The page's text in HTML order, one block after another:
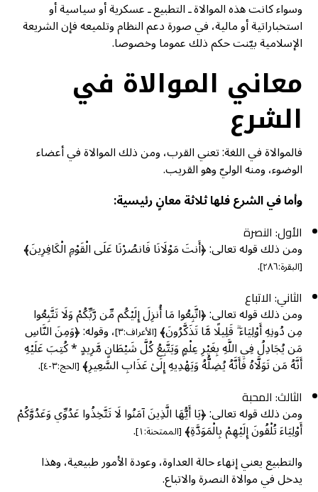
وسواء كانت هذه الموالاة ـ التطبيع ـ عسكرية أو سياسية أو
استخباراتية أو مالية، في صورة دعم النظام وتلميعه فإن الشريعة
الإسلامية بيّنت حكم ذلك عموما وخصوصا.
معاني الموالاة في
الشرع
فالموالاة في اللغة: تعني القرب، ومن ذلك الموالاة في أعضاء
الوضوء، ومنه الوليّ وهو القريب.
وأما في الشرع فلها ثلاثة معانٍ رئيسية:
الأول: النصرة
ومن ذلك قوله تعالى: ﴿أَنتَ مَوْلَانَا فَانصُرْنَا عَلَى الْقَوْمِ الْكَافِرِينَ﴾
[البقرة:٢٨٦] .
الثاني: الاتباع
ومن ذلك قوله تعالى: ﴿اتَّبِعُوا مَا أُنزِلَ إِلَيْكُم مِّن رَّبِّكُمْ وَلَا تَتَّبِعُوا
مِن دُونِهِ أَوْلِيَاءَ ۗ قَلِيلًا مَّا تَذَكَّرُونَ﴾[الأعراف:٣] ، وقوله: ﴿وَمِنَ النَّاسِ
مَن يُجَادِلُ فِي اللَّهِ بِغَيْرِ عِلْمٍ وَيَتَّبِعُ كُلَّ شَيْطَانٍ مَّرِيدٍ * كُتِبَ عَلَيْهِ
أَنَّهُ مَن تَوَلَّاهُ فَأَنَّهُ يُضِلُّهُ وَيَهْدِيهِ إِلَىٰ عَذَابِ السَّعِيرِ﴾[الحج:٣-٤] .
الثالث: المحبة
ومن ذلك قوله تعالى: ﴿يَا أَيُّهَا الَّذِينَ آمَنُوا لَا تَتَّخِذُوا عَدُوِّي وَعَدُوَّكُمْ
أَوْلِيَاءَ تُلْقُونَ إِلَيْهِمْ بِالْمَوَدَّةِ﴾[الممتحنة:١] .
والتطبيع يعني إنهاء حالة العداوة، وعودة الأمور طبيعية، وهذا
يدخل في موالاة النصرة والاتباع.